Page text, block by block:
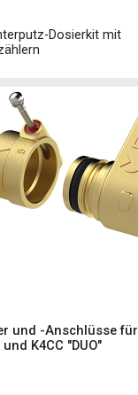
Dosierkit mit
und -Anschlüsse für
und K4CC "DUO"